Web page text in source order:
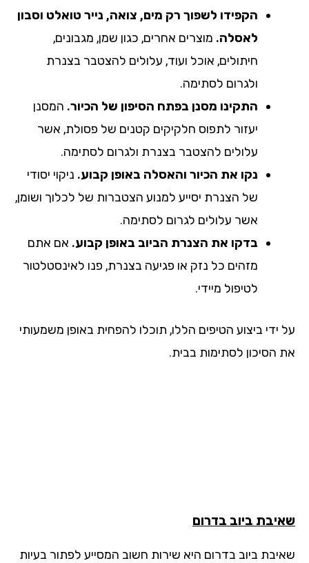
הקפידו לשפוך רק מים, צואה, נייר טואלט וסבון
לאסלה.מוצרים אחרים, כגון שמן, מגבונים,
חיתולים, אוכל ועוד, עלולים להצטבר בצנרת
ולגרום לסתימה.
התקינו מסנן בפתח הסיפון של הכיור.המסנן
יעזור לתפוס חלקיקים קטנים של פסולת, אשר
עלולים להצטבר בצנרת ולגרום לסתימה.
נקו את הכיור והאסלה באופן קבוע.ניקוי יסודי
של הצנרת יסייע למנוע הצטברות של לכלוך ושומן,
אשר עלולים לגרום לסתימה.
בדקו את הצנרת הביוב באופן קבוע.אם אתם
מזהים כל נזק או פגיעה בצנרת, פנו לאינסטלטור
לטיפול מיידי.
ידי ביצוע הטיפים הללו, תוכלו להפחית באופן משמעותי
הסיכון לסתימות בבית.
ביובבדרום
ביוב בדרום היא שירות חשוב המסייע לפתור בעיות